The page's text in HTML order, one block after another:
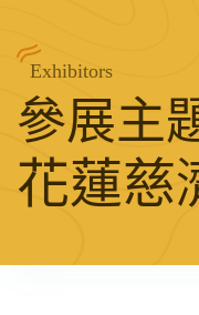
Exhibitors
參展主
花蓮慈